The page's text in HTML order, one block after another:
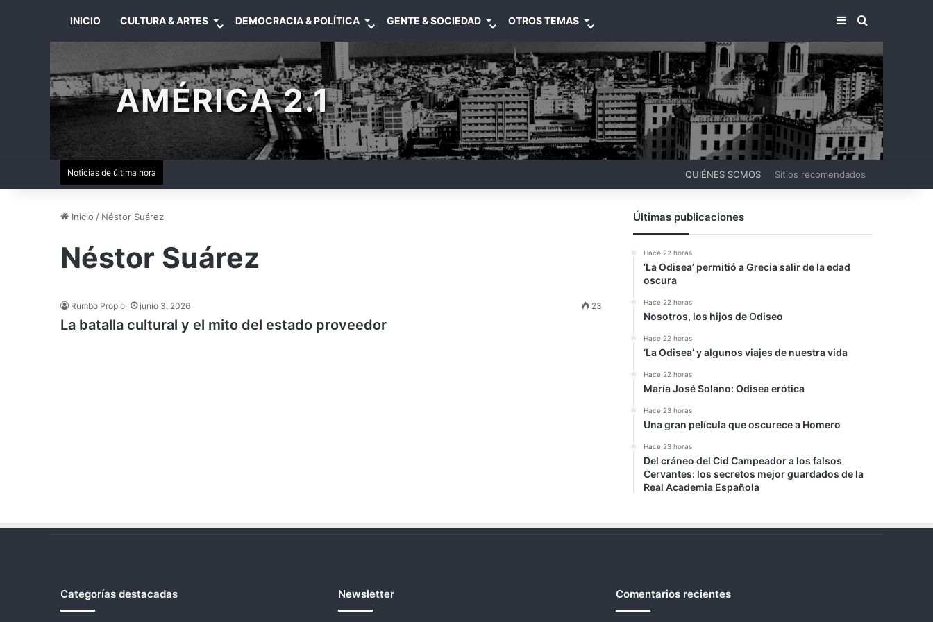
INICIO CULTURA & ARTES DEMOCRACIA & POLÍTICA GENTE & SOCIEDAD OTROS TEMAS BARRA LATERAL
BUSCAR
AMÉRICA 2.1
Noticias de última hora QUIÉNES SOMOS Sitios recomendados
Inicio / Néstor Suárez
Néstor Suárez
Rumbo Propio junio 3, 2026 23
La batalla cultural y el mito del estado proveedor
Últimas publicaciones
Hace 22 horas
‘La Odisea’ permitió a Grecia salir de la edad
oscura
Hace 22 horas
Nosotros, los hijos de Odiseo
Hace 22 horas
‘La Odisea’ y algunos viajes de nuestra vida
Hace 22 horas
María José Solano: Odisea erótica
Hace 23 horas
Una gran película que oscurece a Homero
Hace 23 horas
Del cráneo del Cid Campeador a los falsos
Cervantes: los secretos mejor guardados de la
Real Academia Española
Categorías destacadas Newsletter Comentarios recientes